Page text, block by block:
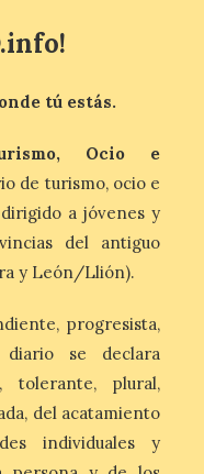
es
de
del
de
tú estás.
Ocio e
de turismo, ocio e
a jóvenes y
del antiguo
y León/Llión).
progresista,
se declara
tolerante, plural,
del acatamiento
individuales y